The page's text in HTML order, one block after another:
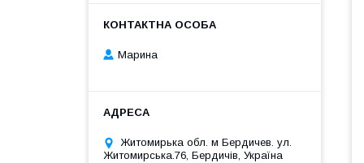
Марина
Житомирька обл. м Бердичев. ул.
Житомирська.76, Бердичів, Україна